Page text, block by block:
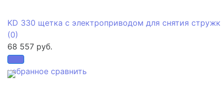
избранное сравнить
KD 330 щетка с электроприводом для снятия
(0)
68 557 руб.